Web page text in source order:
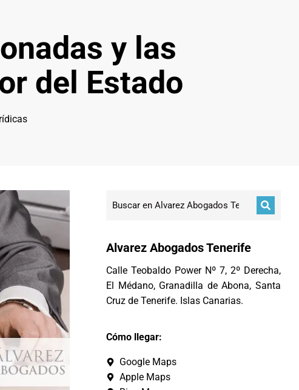
y las
del Estado
Alvarez Abogados Tenerife
Calle Teobaldo Power Nº 7, 2º Derecha,
El Médano, Granadilla de Abona, Santa
Cruz de Tenerife. Islas Canarias.
Cómo llegar:
Google Maps
Apple Maps